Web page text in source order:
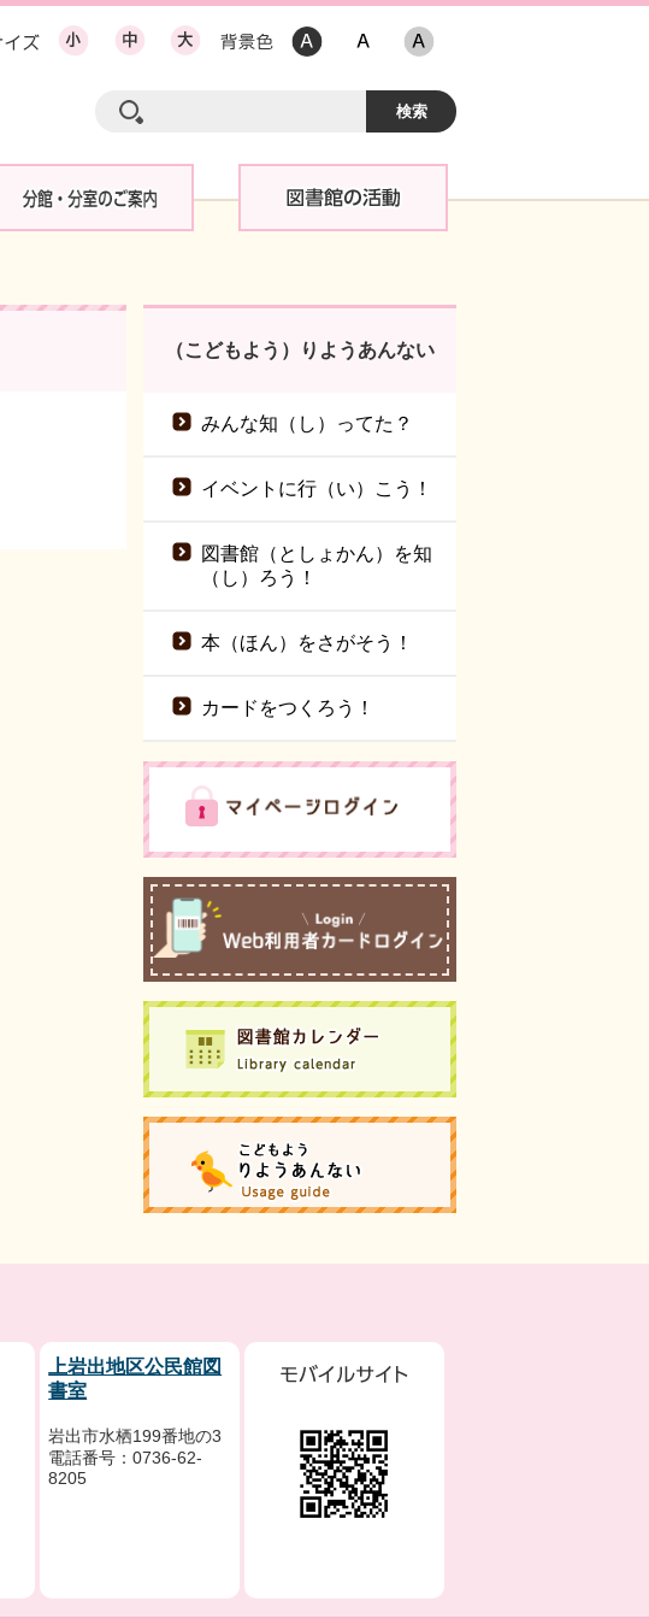
（こどもよう）りようあんない
みんな知（し）ってた？
イベントに行（い）こう！
図書館（としょかん）を知
（し）ろう！
本（ほん）をさがそう！
カードをつくろう！
上岩出地区公民館図
書室
岩出市水栖199番地の3
電話番号：0736-62-
8205